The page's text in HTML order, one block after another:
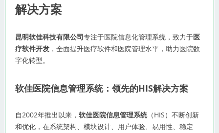
解决方案
昆明软佳科技有限公司专注于医院信息化管理系统，致力于医
疗软件开发 ，全面提升医疗软件和医院管理水平，助力医院数
字化转型。
软佳医院信息管理系统：领先的HIS解决方案
自2002年推出以来， 软佳医院信息管理系统（HIS）不断创新
和优化，在系统架构、模块设计、用户体验、易用性、稳定